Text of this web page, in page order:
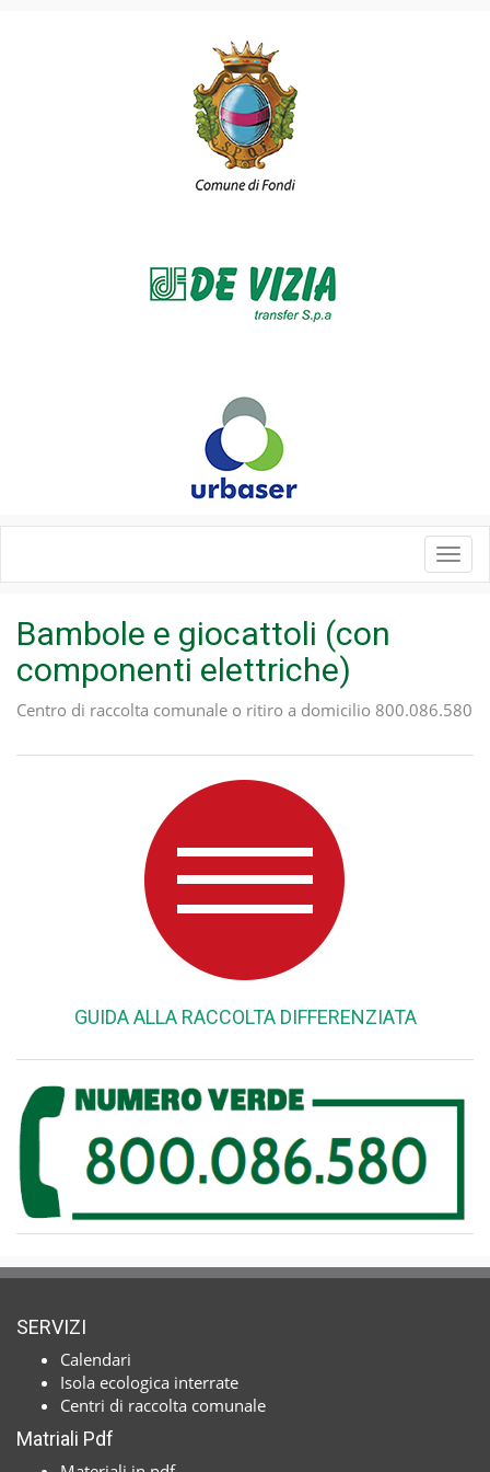
Bambole e giocattoli (con
componenti elettriche)
Centro di raccolta comunale o ritiro a domicilio 800.086.580
GUIDA ALLA RACCOLTA DIFFERENZIATA
SERVIZI
Calendari
Isola ecologica interrate
Centri di raccolta comunale
Matriali Pdf